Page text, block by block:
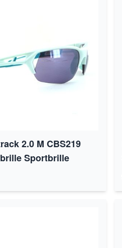
2.0 M CBS219
Sportbrille